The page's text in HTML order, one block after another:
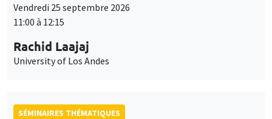
Vendredi 25 septembre 2026
11:00 à 12:15
Rachid Laajaj
University of Los Andes
SÉMINAIRES THÉMATIQUES